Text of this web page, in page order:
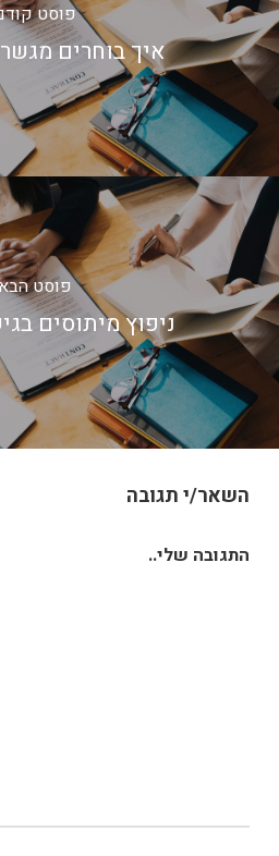
פוסט
איך בוחרים מגשר
פוסט
ניפוץ מיתוסים
השאר/י תגובה
התגובה שלי..